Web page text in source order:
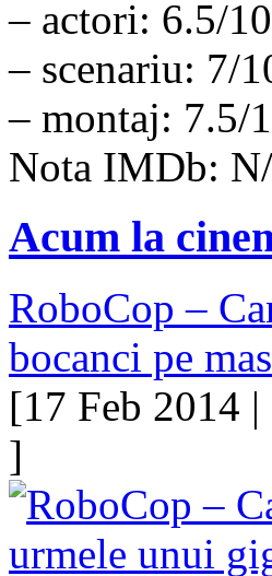
– actori: 6.5/10
– scenariu: 7/
– montaj: 7.5/
Nota IMDb:
Acum la
RoboCop –
bocanci pe
[17 Feb 2014 |
]